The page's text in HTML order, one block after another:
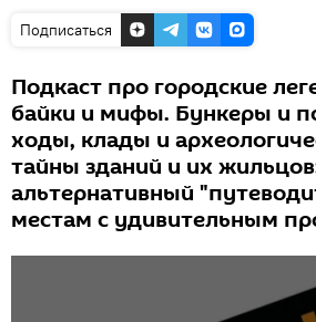
Подписаться
Подкаст про городские
байки и мифы. Бункеры и
ходы, клады и
тайны зданий и их
альтернативный
местам с удивительным